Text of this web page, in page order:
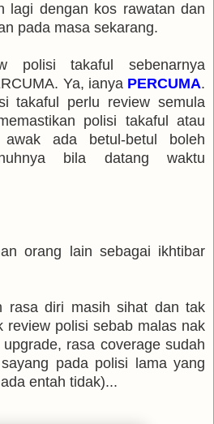
lagi dengan kos rawatan dan
pada masa sekarang.
polisi takaful sebenarnya
Ya, ianya PERCUMA.
takaful perlu review semula
polisi takaful atau
ada betul-betul boleh
bila datang waktu
orang lain sebagai ikhtibar
rasa diri masih sihat dan tak
review polisi sebab malas nak
rasa coverage sudah
pada polisi lama yang
entah tidak)...